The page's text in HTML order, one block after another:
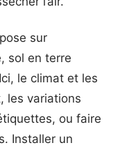
sur
sol en terre
le climat et les
les variations
ou faire
Installer un